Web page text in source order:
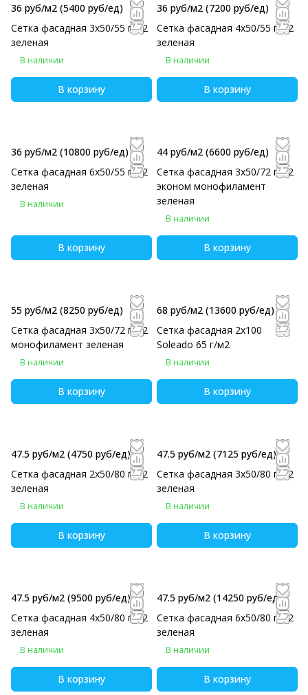
36 руб/м2 (5400 руб/eд)
Сетка фасадная 3х50/55 г/м2
зеленая
В наличии
В корзину
36 руб/м2 (7200 руб/eд)
Сетка фасадная 4х50/55 г/м2
зеленая
В наличии
В корзину
36 руб/м2 (10800 руб/eд)
Сетка фасадная 6х50/55 г/м2
зеленая
В наличии
В корзину
44 руб/м2 (6600 руб/eд)
Сетка фасадная 3х50/72 г/м2
эконом монофиламент
зеленая
В наличии
В корзину
55 руб/м2 (8250 руб/eд)
Сетка фасадная 3х50/72 г/м2
монофиламент зеленая
В наличии
В корзину
68 руб/м2 (13600 руб/eд)
Сетка фасадная 2х100
Soleado 65 г/м2
В наличии
В корзину
47.5 руб/м2 (4750 руб/eд)
Сетка фасадная 2х50/80 г/м2
зеленая
В наличии
В корзину
47.5 руб/м2 (7125 руб/eд)
Сетка фасадная 3х50/80 г/м2
зеленая
В наличии
В корзину
47.5 руб/м2 (9500 руб/eд)
Сетка фасадная 4х50/80 г/м2
зеленая
В наличии
В корзину
47.5 руб/м2 (14250 руб/eд)
Сетка фасадная 6х50/80 г/м2
зеленая
В наличии
В корзину